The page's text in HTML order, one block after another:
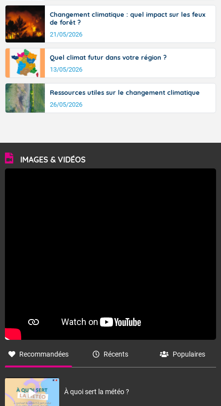
Changement climatique : quel impact sur les feux
de forêt ?
21/05/2026
Quel climat futur dans votre région ?
13/05/2026
Ressources utiles sur le changement climatique
26/05/2026
IMAGES & VIDÉOS
Recommandées Récents Populaires
À quoi sert la météo ?